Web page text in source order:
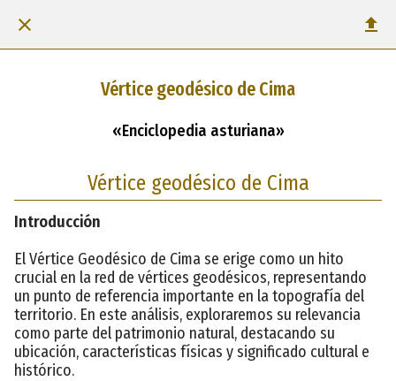
Vértice geodésico de Cima
«Enciclopedia asturiana»
Vértice geodésico de Cima
Introducción
El Vértice Geodésico de Cima se erige como un hito
crucial en la red de vértices geodésicos, representando
un punto de referencia importante en la topografía del
territorio. En este análisis, exploraremos su relevancia
como parte del patrimonio natural, destacando su
ubicación, características físicas y significado cultural e
histórico.